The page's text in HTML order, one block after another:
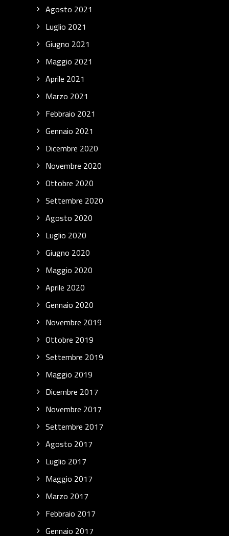
Agosto 2021
Luglio 2021
Giugno 2021
Maggio 2021
Aprile 2021
Marzo 2021
Febbraio 2021
Gennaio 2021
Dicembre 2020
Novembre 2020
Ottobre 2020
Settembre 2020
Agosto 2020
Luglio 2020
Giugno 2020
Maggio 2020
Aprile 2020
Gennaio 2020
Novembre 2019
Ottobre 2019
Settembre 2019
Maggio 2019
Dicembre 2017
Novembre 2017
Settembre 2017
Agosto 2017
Luglio 2017
Maggio 2017
Marzo 2017
Febbraio 2017
Gennaio 2017